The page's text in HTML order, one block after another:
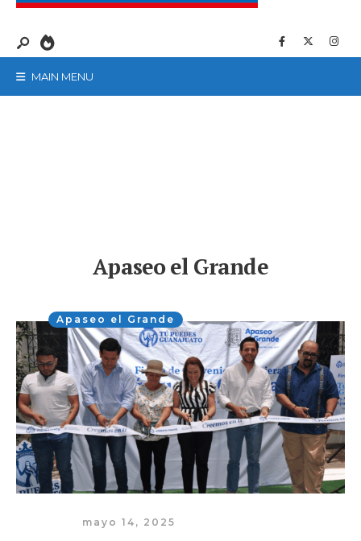
MAIN MENU
Apaseo el Grande
Apaseo el Grande
mayo 14, 2025